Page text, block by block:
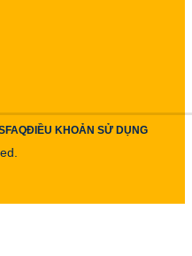
FAQĐIỀU KHOẢN SỬ DỤNG